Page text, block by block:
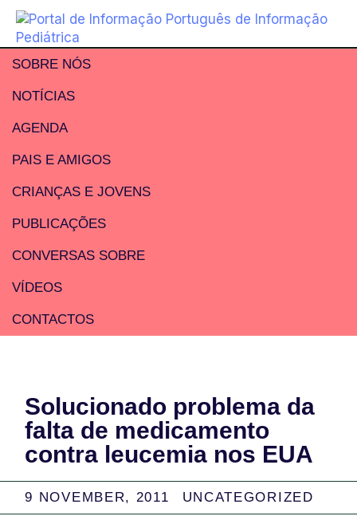
SOBRE NÓS
NOTÍCIAS
AGENDA
PAIS E AMIGOS
CRIANÇAS E JOVENS
PUBLICAÇÕES
CONVERSAS SOBRE
VÍDEOS
CONTACTOS
Solucionado problema da
falta de medicamento
contra leucemia nos EUA
9 NOVEMBER, 2011 UNCATEGORIZED